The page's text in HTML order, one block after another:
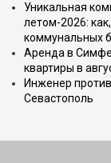
Уникальная
летом-2026:
коммунальных
Аренда в
квартиры в
Инженер
Севастополь